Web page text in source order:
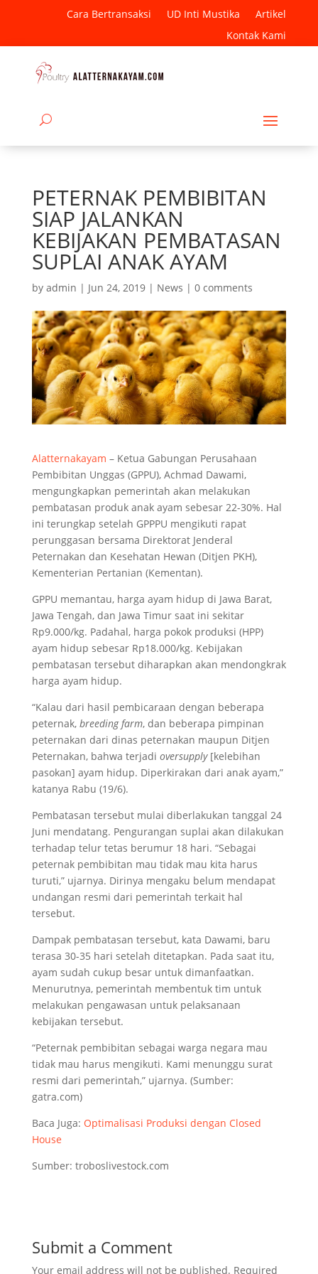
Cara Bertransaksi UD Inti Mustika
Artikel
Kontak Kami
PETERNAK PEMBIBITAN
SIAP JALANKAN
KEBIJAKAN PEMBATASAN
SUPLAI ANAK AYAM
by admin | Jun 24, 2019| News | 0 comments
Alatternakayam – Ketua Gabungan Perusahaan
Pembibitan Unggas (GPPU), Achmad Dawami,
mengungkapkan pemerintah akan melakukan
pembatasan produk anak ayam sebesar 22-30%. Hal
ini terungkap setelah GPPPU mengikuti rapat
perunggasan bersama Direktorat Jenderal
Peternakan dan Kesehatan Hewan (Ditjen PKH),
Kementerian Pertanian (Kementan).
GPPU memantau, harga ayam hidup di Jawa Barat,
Jawa Tengah, dan Jawa Timur saat ini sekitar
Rp9.000/kg. Padahal, harga pokok produksi (HPP)
ayam hidup sebesar Rp18.000/kg. Kebijakan
pembatasan tersebut diharapkan akan mendongkrak
harga ayam hidup.
“Kalau dari hasil pembicaraan dengan beberapa
peternak, breeding farm, dan beberapa pimpinan
peternakan dari dinas peternakan maupun Ditjen
Peternakan, bahwa terjadi oversupply [kelebihan
pasokan] ayam hidup. Diperkirakan dari anak ayam,”
katanya Rabu (19/6).
Pembatasan tersebut mulai diberlakukan tanggal 24
Juni mendatang. Pengurangan suplai akan dilakukan
terhadap telur tetas berumur 18 hari. “Sebagai
peternak pembibitan mau tidak mau kita harus
turuti,” ujarnya. Dirinya mengaku belum mendapat
undangan resmi dari pemerintah terkait hal
tersebut.
Dampak pembatasan tersebut, kata Dawami, baru
terasa 30-35 hari setelah ditetapkan. Pada saat itu,
ayam sudah cukup besar untuk dimanfaatkan.
Menurutnya, pemerintah membentuk tim untuk
melakukan pengawasan untuk pelaksanaan
kebijakan tersebut.
“Peternak pembibitan sebagai warga negara mau
tidak mau harus mengikuti. Kami menunggu surat
resmi dari pemerintah,” ujarnya. (Sumber:
gatra.com)
Baca Juga: Optimalisasi Produksi dengan Closed
House
Sumber: troboslivestock.com
Submit a Comment
Your email address will not be published. Required